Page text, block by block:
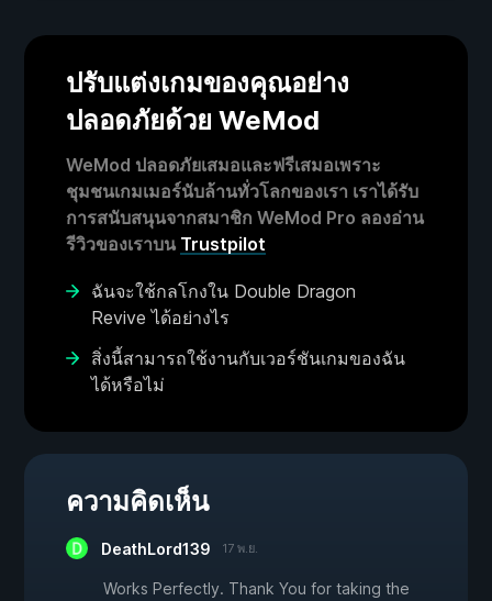
ปรับแต่งเกมของคุณอย่าง
ปลอดภัยด้วย WeMod
WeMod ปลอดภัยเสมอและฟรีเสมอเพราะ
ชุมชนเกมเมอร์นับล้านทั่วโลกของเรา เราได้รับ
การสนับสนุนจากสมาชิก WeMod Pro ลองอ่าน
รีวิวของเราบน Trustpilot
ฉันจะใช้กลโกงใน Double Dragon
Revive ได้อย่างไร
สิ่งนี้สามารถใช้งานกับเวอร์ชันเกมของฉัน
ได้หรือไม่
ความคิดเห็น
DeathLord139 17 พ.ย.
Works Perfectly. Thank You for taking the